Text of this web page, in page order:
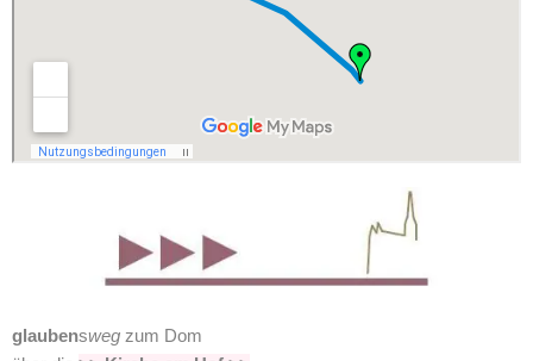
glaubensweg zum Dom